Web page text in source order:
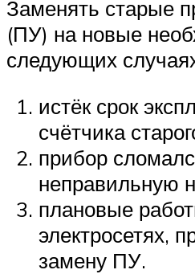
Заменять старые
(ПУ) на новые
следующих
истёк срок
счётчика
прибор
неправильную
плановые
электросетях,
замену ПУ.